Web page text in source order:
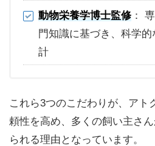
動物栄養学博士監修：
門知識に基づき、科学
計
これら3つのこだわりが、アト
頼性を高め、多くの飼い主さ
られる理由となっています。